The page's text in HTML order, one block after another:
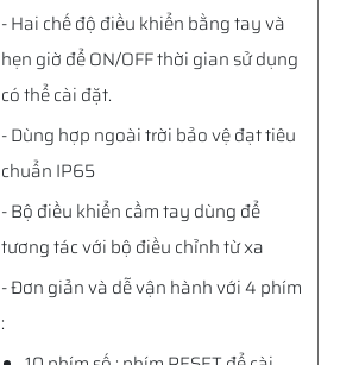
- Hai chế độ điều khiển bằng tay và
hẹn giờ để ON/OFF thời gian sử dụng
có thể cài đặt.
- Dùng hợp ngoài trời bảo vệ đạt tiêu
chuẩn IP65
- Bộ điều khiển cầm tay dùng để
tương tác với bộ điều chỉnh từ xa
- Đơn giản và dễ vận hành với 4 phím
: